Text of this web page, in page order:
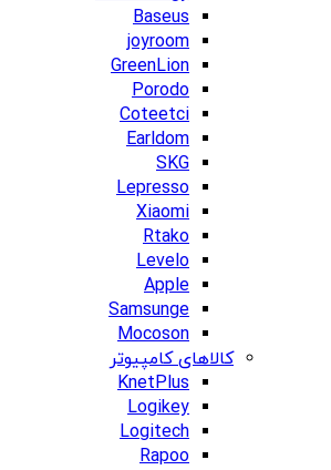
Baseus
joyroom
GreenLion
Porodo
Coteetci
Earldom
SKG
Lepresso
Xiaomi
Rtako
Levelo
Apple
Samsunge
Mocoson
کالاهای کامپیوتر
KnetPlus
Logikey
Logitech
Rapoo